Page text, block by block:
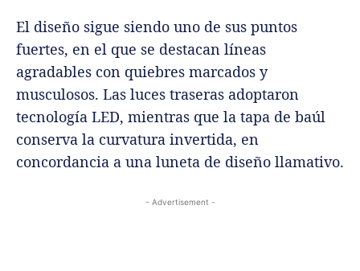
El diseño sigue siendo uno de sus puntos
fuertes, en el que se destacan líneas
agradables con quiebres marcados y
musculosos. Las luces traseras adoptaron
tecnología LED, mientras que la tapa de baúl
conserva la curvatura invertida, en
concordancia a una luneta de diseño llamativo.
- Advertisement -